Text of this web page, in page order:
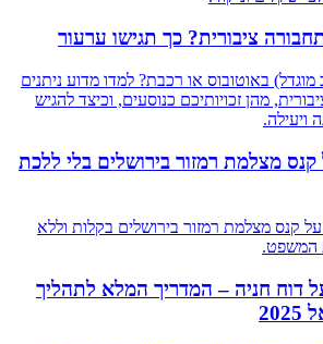
ציבורית? כך תגישו ערעור
מוגדל) באוטובוס או רכבת? למדו מדוע ניתנים
מהן זכויותיכם כנוסעים, וכיצד להגיש
ויעילה.
מצלמת רמזור בירושלים בלי ללכת
קנס מצלמת רמזור בירושלים בקלות וללא
המשפט.
דוח חניה – המדריך המלא לתהליך